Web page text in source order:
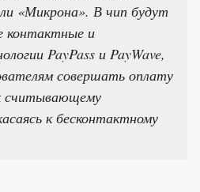
«Микрона». В чип будут
контактные и
PayPass и PayWave,
совершать оплату
считывающему
к бесконтактному